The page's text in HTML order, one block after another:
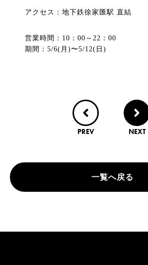
アクセス：地下鉄徐家匯駅 直結
営業時間：10：00～22：00
期間：5/6(月)〜5/12(日)
PREV NEXT
一覧へ戻る